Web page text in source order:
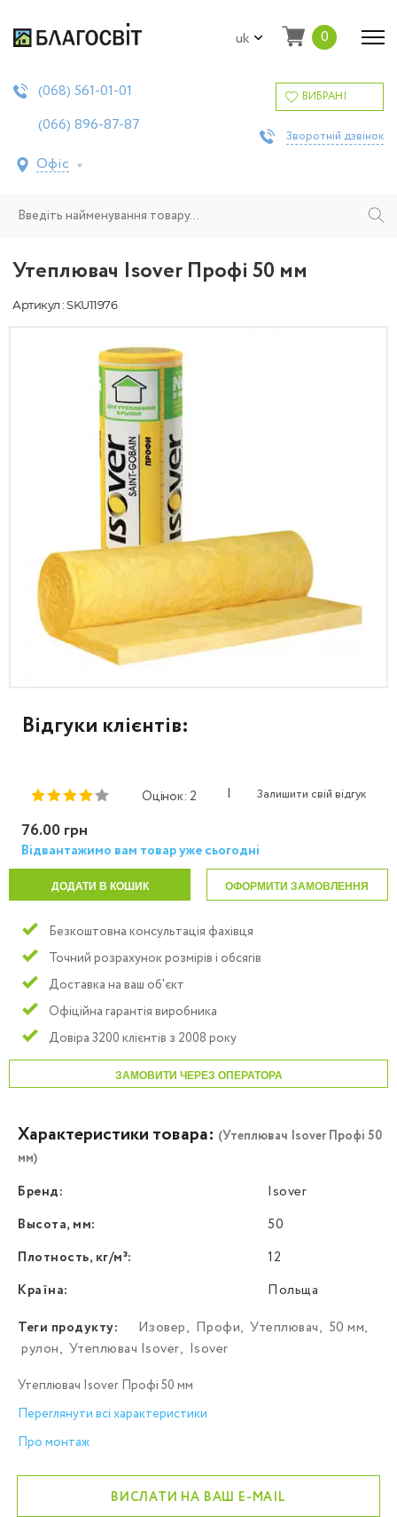
uk 0
(068) 561-01-01
(066) 896-87-87
Офіс
ВИБРАНІ
Зворотній дзвінок
Утеплювач Isover Профі 50 мм
Артикул : SKU11976
Відгуки клієнтів:
Оцінок: 2 | Залишити свій відгук
76.00 грн
Відвантажимо вам товар уже сьогодні
ДОДАТИ В КОШИК ОФОРМИТИ ЗАМОВЛЕННЯ
Безкоштовна консультація фахівця
Точний розрахунок розмірів і обсягів
Доставка на ваш об'єкт
Офіційна гарантія виробника
Довіра 3200 клієнтів з 2008 року
ЗАМОВИТИ ЧЕРЕЗ ОПЕРАТОРА
Характеристики товара: (Утеплювач Isover Профі 50
мм)
Бренд:
Isover
Высота, мм:
50
Плотность, кг/м³:
12
Країна:
Польща
Теги продукту:
Изовер, Профи, Утеплювач, 50 мм,
рулон, Утеплювач Isover, Isover
Утеплювач Isover Профі 50 мм
Переглянути всі характеристики
Про монтаж
ВИСЛАТИ НА ВАШ E-MAIL